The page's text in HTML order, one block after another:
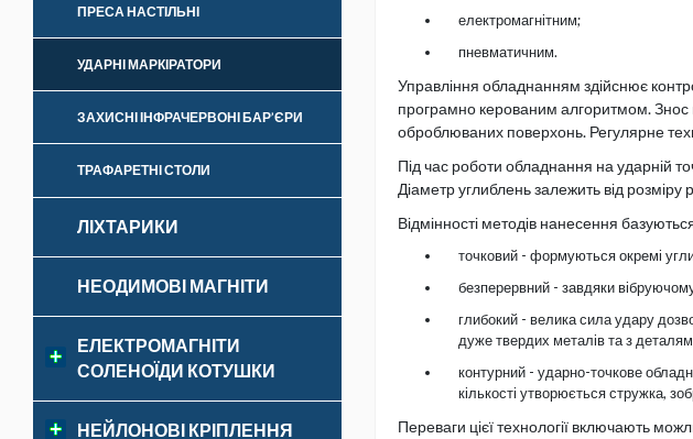
ПРЕСА НАСТІЛЬНІ
УДАРНІ МАРКІРАТОРИ
ЗАХИСНІ ІНФРАЧЕРВОНІ БАР’ЄРИ
ТРАФАРЕТНІ СТОЛИ
ЛІХТАРИКИ
НЕОДИМОВІ МАГНІТИ
ЕЛЕКТРОМАГНІТИ
СОЛЕНОЇДИ КОТУШКИ
НЕЙЛОНОВІ КРІПЛЕННЯ
електромагнітним;
пневматичним.
Управління обладнанням здійснює
програмно керованим алгоритмом. Знос
оброблюваних поверхонь. Регулярне
Під час роботи обладнання на ударній
Діаметр углиблень залежить від
Відмінності методів нанесення
точковий - формуються окремі
безперервний - завдяки
глибокий - велика сила удару
дуже твердих металів та з
контурний - ударно-точкове
кількості утворюється стружка,
Переваги цієї технології включають